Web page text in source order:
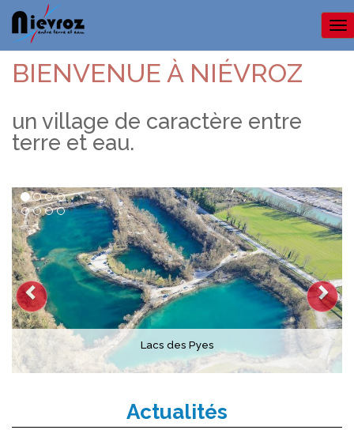
BIENVENUE À NIÉVROZ
un village de caractère entre
terre et eau.
Lacs des Pyes
Actualités